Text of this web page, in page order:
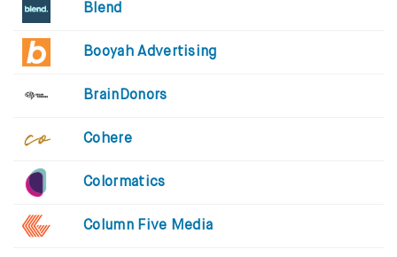
Blend
Booyah Advertising
BrainDonors
Cohere
Colormatics
Column Five Media